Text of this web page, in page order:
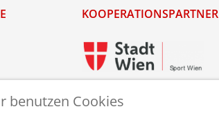
KOOPERATIONSPARTNER
benutzen Cookies